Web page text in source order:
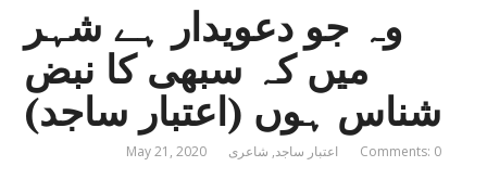
وہ جو دعویدار ہے شہر
میں کہ سبھی کا نبض
شناس ہوں (اعتبار ساجد)
May 21, 2020 اعتبار ساجد, شاعری Comments: 0